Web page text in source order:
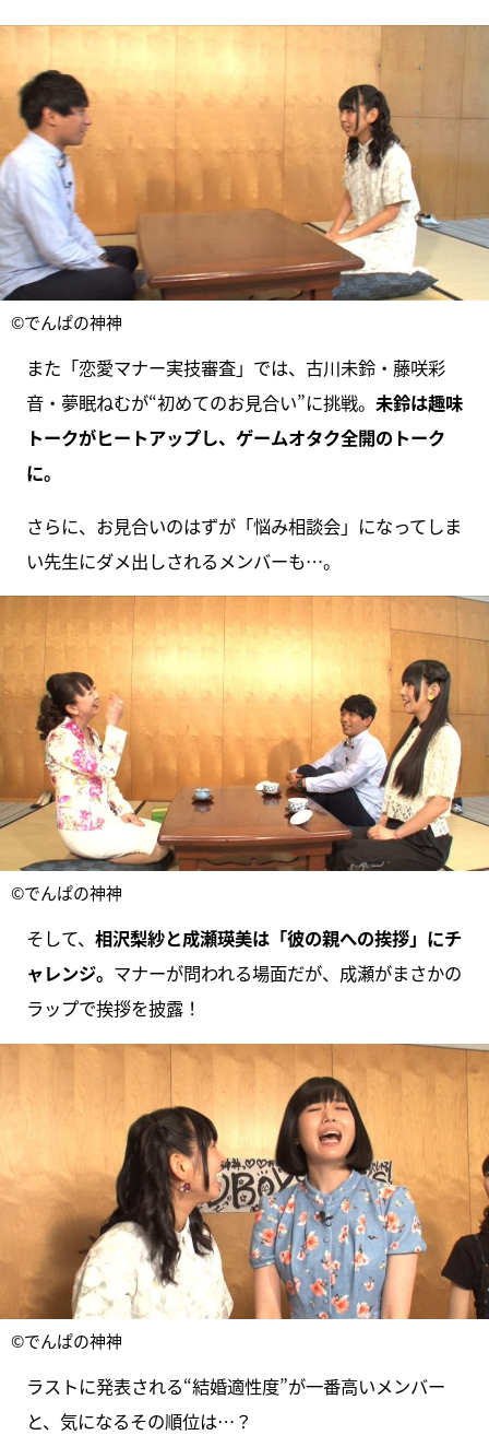
©でんぱの神神
また「恋愛マナー実技審査」では、古川未鈴・藤咲彩
音・夢眠ねむが“初めてのお見合い”に挑戦。 未鈴は趣味
トークがヒートアップし、ゲームオタク全開のトーク
に。
さらに、お見合いのはずが「悩み相談会」になってしま
い先生にダメ出しされるメンバーも…。
©でんぱの神神
そして、 相沢梨紗と成瀬瑛美は「彼の親への挨拶」にチ
ャレンジ。 マナーが問われる場面だが、成瀬がまさかの
ラップで挨拶を披露！
©でんぱの神神
ラストに発表される“結婚適性度”が一番高いメンバー
と、気になるその順位は…？